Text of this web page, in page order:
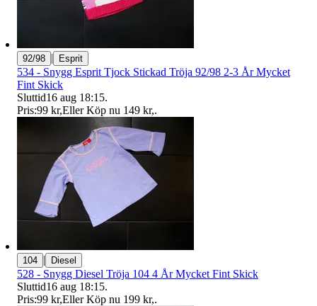
92/98 | Esprit
534 - Snygg Esprit Tjock Stickad Tröja 92/98 2-3 År Mycket
Fint Skick
Sluttid16 aug 18:15.
Pris:99 kr,Eller Köp nu 149 kr,.
104 | Diesel
528 - Snygg Diesel Tröja 104 4 År Mycket Fint Skick
Sluttid16 aug 18:15.
Pris:99 kr,Eller Köp nu 199 kr,.